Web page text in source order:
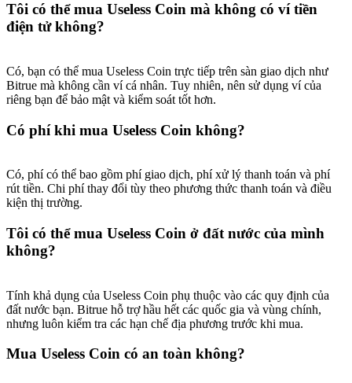
Tôi có thể mua Useless Coin mà không có ví tiền
điện tử không?
Có, bạn có thể mua Useless Coin trực tiếp trên sàn giao dịch như
Bitrue mà không cần ví cá nhân. Tuy nhiên, nên sử dụng ví của
riêng bạn để bảo mật và kiểm soát tốt hơn.
Có phí khi mua Useless Coin không?
Có, phí có thể bao gồm phí giao dịch, phí xử lý thanh toán và phí
rút tiền. Chi phí thay đổi tùy theo phương thức thanh toán và điều
kiện thị trường.
Tôi có thể mua Useless Coin ở đất nước của mình
không?
Tính khả dụng của Useless Coin phụ thuộc vào các quy định của
đất nước bạn. Bitrue hỗ trợ hầu hết các quốc gia và vùng chính,
nhưng luôn kiểm tra các hạn chế địa phương trước khi mua.
Mua Useless Coin có an toàn không?